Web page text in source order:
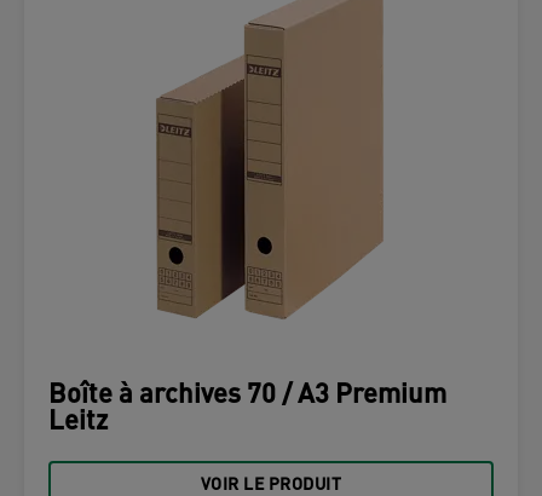
Boîte à archives 70 / A3 Premium
Leitz
VOIR LE PRODUIT